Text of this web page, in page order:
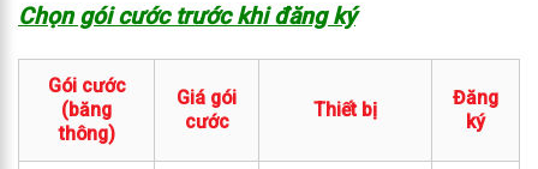
Chọn gói cước trước khi đăng ký
Gói cước
(băng
thông)
Giá gói
cước
Thiết bị
Đăng
ký